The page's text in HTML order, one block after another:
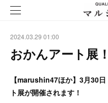
2024.03.29 01:00
おかんアート展！
【marushin47ほか】3月30
ト展が開催されます！